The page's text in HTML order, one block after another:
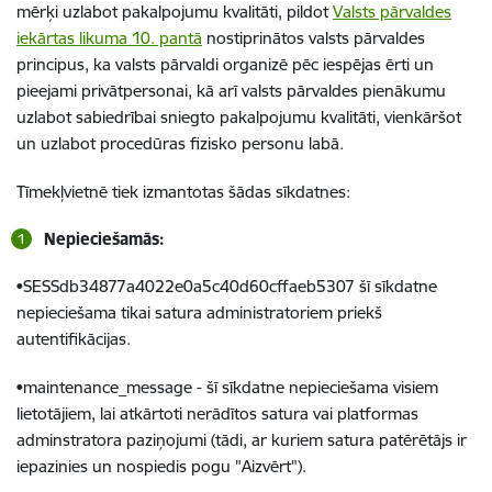
mērķi uzlabot pakalpojumu kvalitāti, pildotValsts pārvaldes
iekārtas likuma 10. pantā nostiprinātos valsts pārvaldes
principus, ka valsts pārvaldi organizē pēc iespējas ērti un
pieejami privātpersonai, kā arī valsts pārvaldes pienākumu
uzlabot sabiedrībai sniegto pakalpojumu kvalitāti, vienkāršot
un uzlabot procedūras fizisko personu labā.
Tīmekļvietnē tiek izmantotas šādas sīkdatnes:
Nepieciešamās:
•SESSdb34877a4022e0a5c40d60cffaeb5307 šī sīkdatne
nepieciešama tikai satura administratoriem priekš
autentifikācijas.
•maintenance_message - šī sīkdatne nepieciešama visiem
lietotājiem, lai atkārtoti nerādītos satura vai platformas
adminstratora paziņojumi (tādi, ar kuriem satura patērētājs ir
iepazinies un nospiedis pogu "Aizvērt").